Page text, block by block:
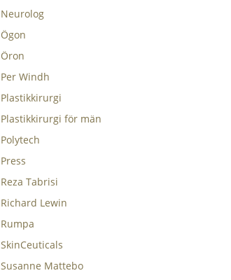
Neurolog
Ögon
Öron
Per Windh
Plastikkirurgi
Plastikkirurgi för män
Polytech
Press
Reza Tabrisi
Richard Lewin
Rumpa
SkinCeuticals
Susanne Mattebo